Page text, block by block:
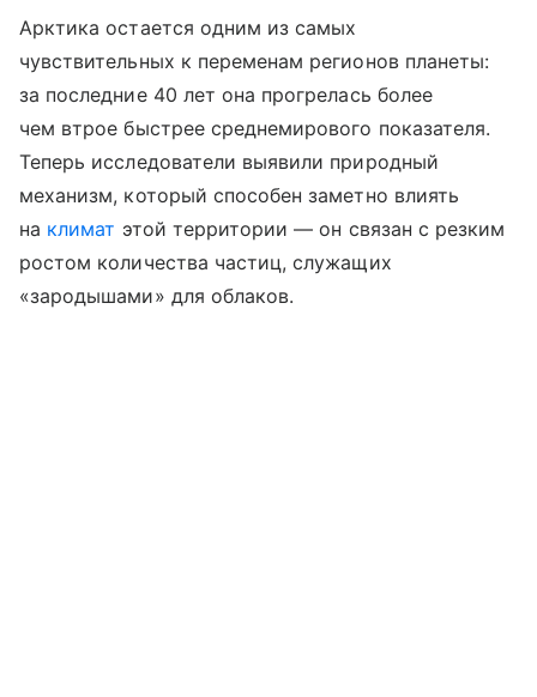
Арктика остается одним из самых
чувствительных к переменам регионов планеты:
за последние 40 лет она прогрелась более
чем втрое быстрее среднемирового показателя.
Теперь исследователи выявили природный
механизм, который способен заметно влиять
на климат этой территории — он связан с резким
ростом количества частиц, служащих
«зародышами» для облаков.